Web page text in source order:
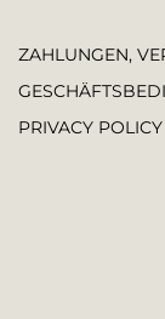
ZAHLUNGEN,
PRIVACY POLICY